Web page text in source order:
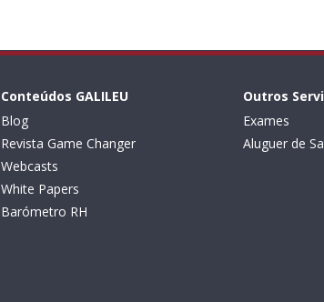
Conteúdos GALILEU
Blog
Revista Game Changer
Webcasts
White Papers
Barómetro RH
Outros
Exames
Aluguer de